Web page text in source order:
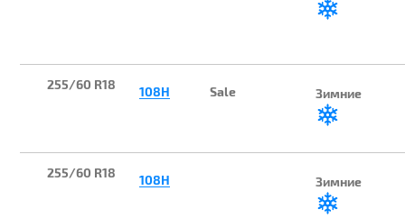
255/60 R18 108H Sale Зимние
255/60 R18 108H Зимние